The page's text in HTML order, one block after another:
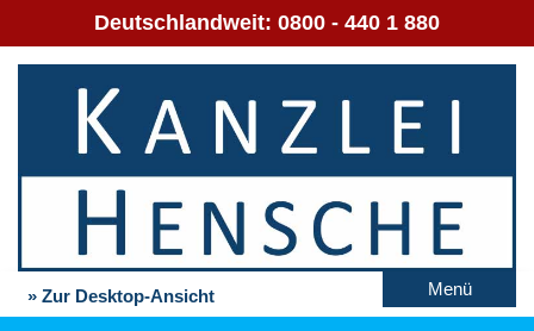
Deutschlandweit: 0800 - 440 1 880
» Zur Desktop-Ansicht Menü